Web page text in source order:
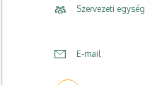
Szervezeti egység
E-mail